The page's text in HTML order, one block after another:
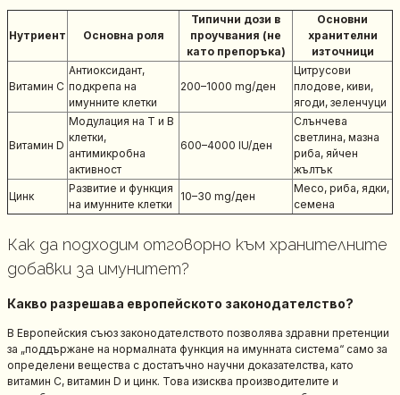
Нутриент Основна роля
Типични дози в
проучвания (не
като препоръка)
Основни
хранителни
източници
Витамин C
Антиоксидант,
подкрепа на
имунните клетки
200–1000 mg/ден
Цитрусови
плодове, киви,
ягоди, зеленчуци
Витамин D
Модулация на T и B
клетки,
антимикробна
активност
600–4000 IU/ден
Слънчева
светлина, мазна
риба, яйчен
жълтък
Цинк
Развитие и функция
на имунните клетки
10–30 mg/ден
Месо, риба, ядки,
семена
Как да подходим отговорно към хранителните
добавки за имунитет?
Какво разрешава европейското законодателство?
В Европейския съюз законодателството позволява здравни претенции
за „поддържане на нормалната функция на имунната система“ само за
определени вещества с достатъчно научни доказателства, като
витамин C, витамин D и цинк. Това изисква производителите и